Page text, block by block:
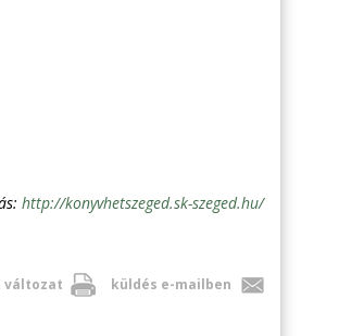
http://konyvhetszeged.sk-szeged.hu/
változat küldés e-mailben